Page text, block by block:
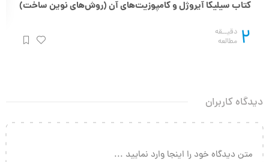
کتاب سیلیکا آیروژل و کامپوزیت‌های آن (روش‌های نوین ساخت)
2 دقیــقه
مطالعه
دیدگاه کاربران